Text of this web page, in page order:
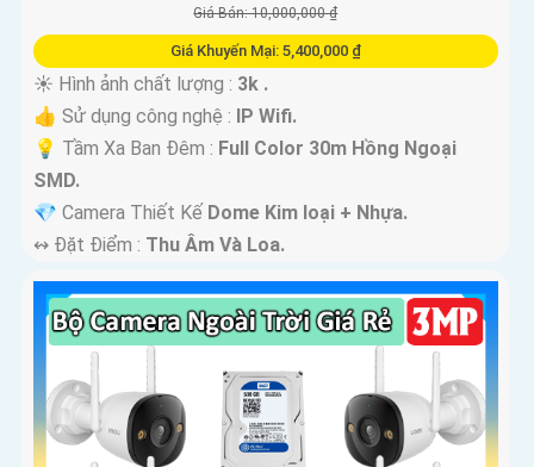
Giá Bán: 10,000,000 ₫
Giá Khuyến Mại: 5,400,000 ₫
☀️ Hình ảnh chất lượng : 3k .
👍 Sử dụng công nghệ : IP Wifi.
💡 Tầm Xa Ban Đêm : Full Color 30m Hồng Ngoại
SMD.
💎 Camera Thiết Kế Dome Kim loại + Nhựa.
️↭ Đặt Điểm : Thu Âm Và Loa.